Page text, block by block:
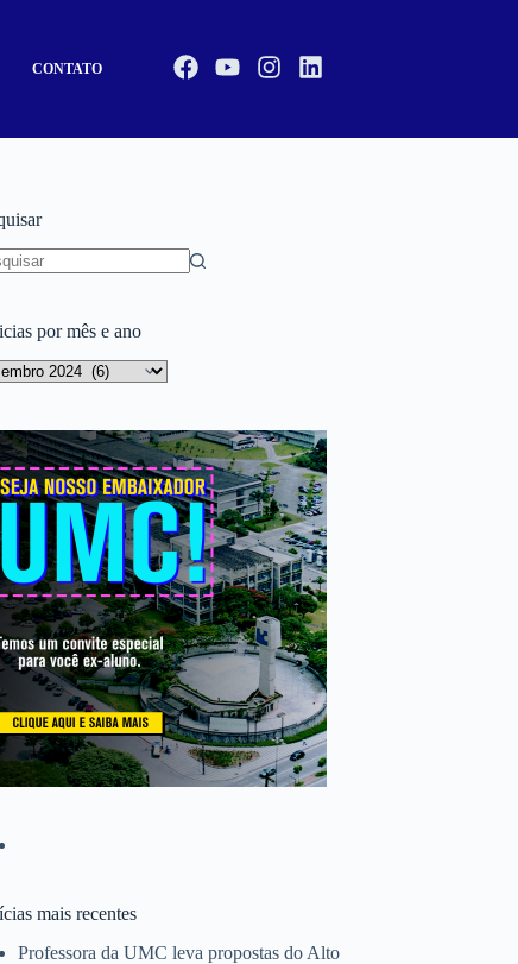
CONTATO
por mês e ano
mais recentes
Professora da UMC leva propostas do Alto